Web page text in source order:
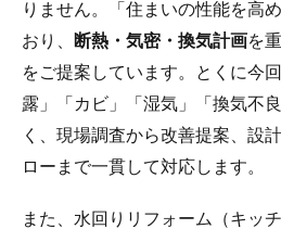
りません。「住まいの性能を高
おり、
断熱・気密・換気計画 を
をご提案しています。とくに今
露」「カビ」「湿気」「換気不
く、現場調査から改善提案、設
ローまで一貫して対応します。
また、水回りリフォーム（キッ